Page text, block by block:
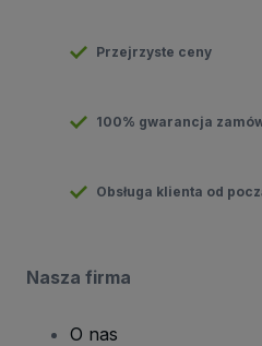
Przejrzyste ceny
100% gwarancja
Obsługa klienta od
Nasza firma
O nas